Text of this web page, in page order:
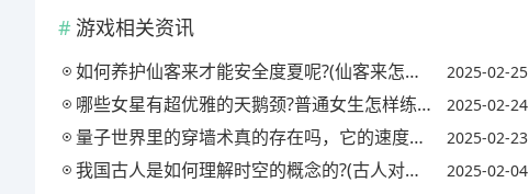
游戏相关资讯
如何养护仙客来才能安全度夏呢?(仙客来怎么养护仙客来怎么养活) 2025-02-25
哪些女星有超优雅的天鹅颈?普通女生怎样练就天鹅颈? 2025-02-24
量子世界里的穿墙术真的存在吗，它的速度到底有多快?(量子力学中人类穿墙的几率) 2025-02-23
我国古人是如何理解时空的概念的?(古人对时空的理解) 2025-02-04